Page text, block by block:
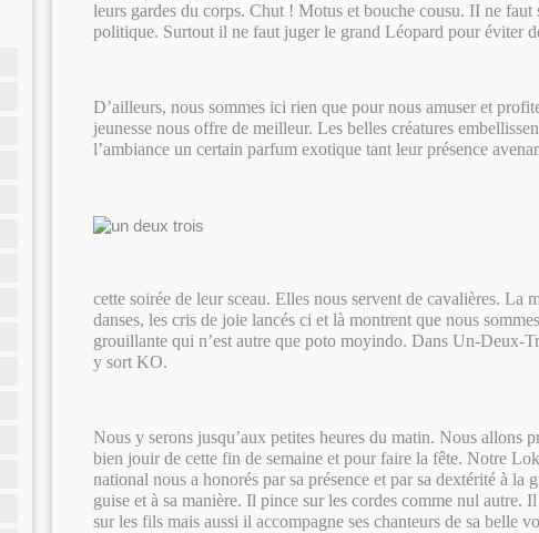
leurs gardes du corps. Chut ! Motus et bouche cousu. II ne faut
politique. Surtout il ne faut juger le grand Léopard pour éviter
D’ailleurs, nous sommes ici rien que pour nous amuser et
jeunesse nous offre de meilleur. Les belles créatures
l’ambiance un certain parfum exotique tant leur présence
cette soirée de leur sceau. Elles nous servent de cavalières. La
danses, les cris de joie lancés ci et là montrent que nous
grouillante qui n’est autre que poto moyindo. Dans Un-Deux-
y sort KO.
Nous y serons jusqu’aux petites heures du matin. Nous allons
bien jouir de cette fin de semaine et pour faire la fête. Notre
national nous a honorés par sa présence et par sa dextérité à la
guise et à sa manière. Il pince sur les cordes comme nul autre.
sur les fils mais aussi il accompagne ses chanteurs de sa belle